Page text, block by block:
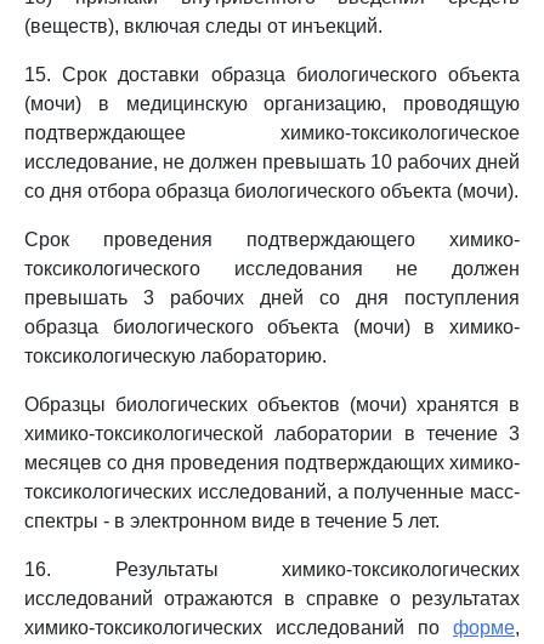
(веществ), включая следы от инъекций.
15. Срок доставки образца биологического объекта
(мочи) в медицинскую организацию, проводящую
подтверждающее химико-токсикологическое
исследование, не должен превышать 10 рабочих дней
со дня отбора образца биологического объекта (мочи).
Срок проведения подтверждающего химико-
токсикологического исследования не должен
превышать 3 рабочих дней со дня поступления
образца биологического объекта (мочи) в химико-
токсикологическую лабораторию.
Образцы биологических объектов (мочи) хранятся в
химико-токсикологической лаборатории в течение 3
месяцев со дня проведения подтверждающих химико-
токсикологических исследований, а полученные масс-
спектры - в электронном виде в течение 5 лет.
16. Результаты химико-токсикологических
исследований отражаются в справке о результатах
химико-токсикологических исследований по форме,